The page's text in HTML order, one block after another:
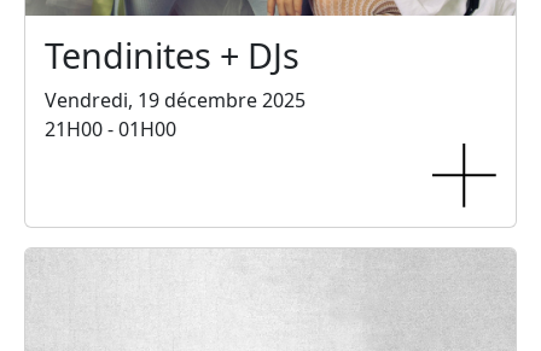
Tendinites + DJs
Vendredi, 19 décembre 2025
21H00 - 01H00